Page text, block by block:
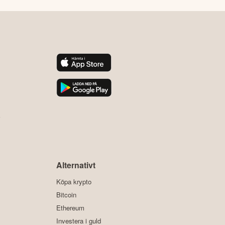
Alternativt
Köpa krypto
Bitcoin
Ethereum
Investera i guld